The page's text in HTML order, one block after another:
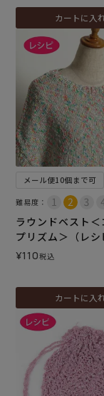
カートに入
メール便10個まで可
難易度：
ラウンドベスト＜
プリズム＞（レシ
¥110税込
カートに入